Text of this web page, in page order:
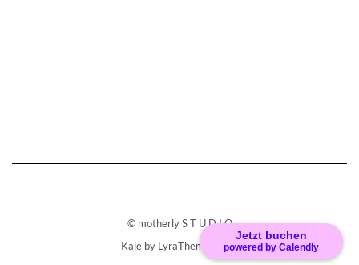
Jetzt buchen
powered by Calendly
© motherly S T U D I O
Kaleby LyraThemes.com.